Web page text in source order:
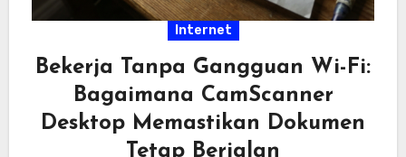
Internet
Bekerja Tanpa Gangguan Wi-Fi:
Bagaimana CamScanner
Desktop Memastikan Dokumen
Tetap Berjalan